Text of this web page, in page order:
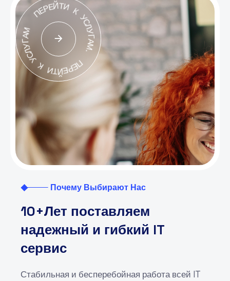
ПЕРЕЙТИК
У
С
Л
У
Г
А
М
П
Е
Р
Е
Й
Т
И
К
У
С
Л
У
Г
А
М
Почему Выбирают Нас
10+Лет поставляем
надежный и гибкий IT
сервис
Стабильная и бесперебойная работа всей IT